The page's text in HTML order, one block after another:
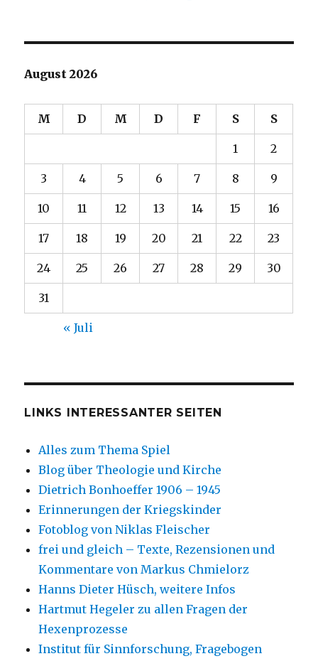
August 2026
M D M D F S S
1 2
3 4 5 6 7 8 9
10 11 12 13 14 15 16
17 18 19 20 21 22 23
24 25 26 27 28 29 30
31
« Juli
LINKS INTERESSANTER SEITEN
Alles zum Thema Spiel
Blog über Theologie und Kirche
Dietrich Bonhoeffer 1906 – 1945
Erinnerungen der Kriegskinder
Fotoblog von Niklas Fleischer
frei und gleich – Texte, Rezensionen und
Kommentare von Markus Chmielorz
Hanns Dieter Hüsch, weitere Infos
Hartmut Hegeler zu allen Fragen der
Hexenprozesse
Institut für Sinnforschung, Fragebogen